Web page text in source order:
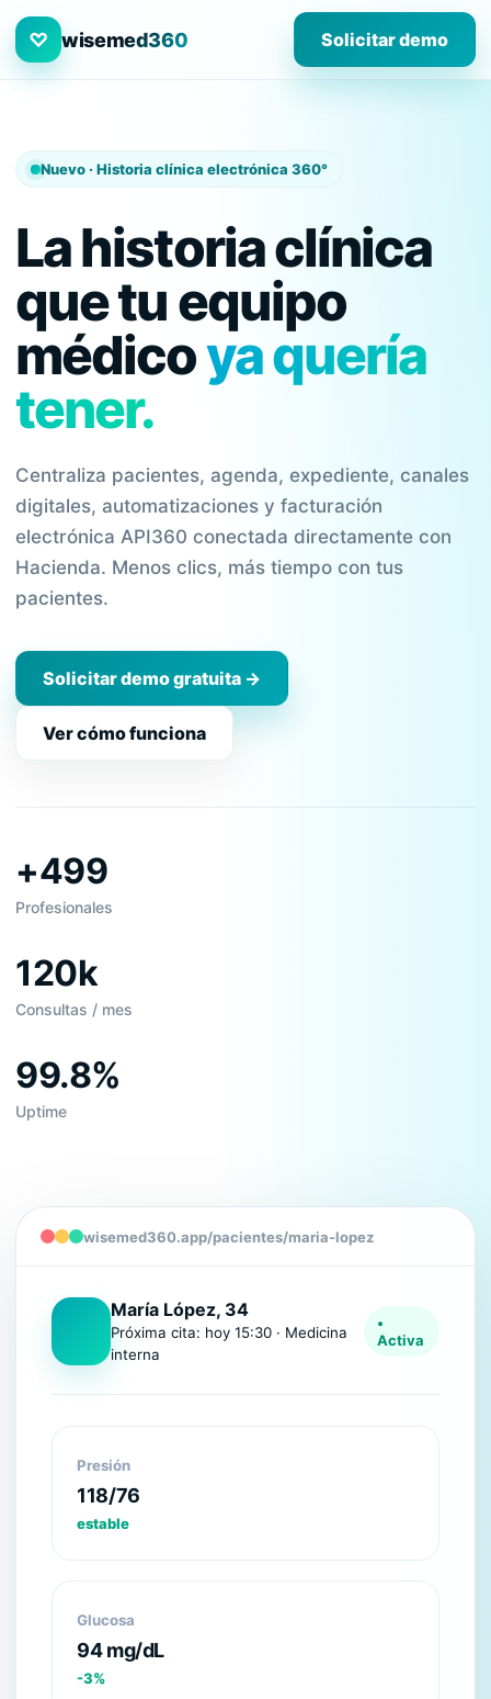
♡ wisemed360 Solicitar demo
Nuevo · Historia clínica electrónica 360°
La historia clínica
que tu equipo
médicoya quería
tener.
Centraliza pacientes, agenda, expediente, canales
digitales, automatizaciones y facturación
electrónica API360 conectada directamente con
Hacienda. Menos clics, más tiempo con tus
pacientes.
Solicitar demo gratuita →
Ver cómo funciona
+499
Profesionales
120k
Consultas / mes
99.8%
Uptime
wisemed360.app/pacientes/maria-lopez
María López, 34
Próxima cita: hoy 15:30 · Medicina
interna
•
Activa
Presión
118/76
estable
Glucosa
94 mg/dL
-3%